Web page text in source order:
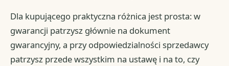
Dla kupującego praktyczna różnica jest prosta: w
gwarancji patrzysz głównie na dokument
gwarancyjny, a przy odpowiedzialności sprzedawcy
patrzysz przede wszystkim na ustawę i na to, czy